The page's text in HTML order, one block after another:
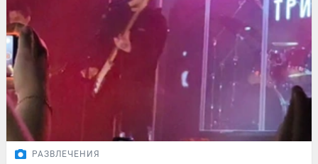
РАЗВЛЕЧЕНИЯ